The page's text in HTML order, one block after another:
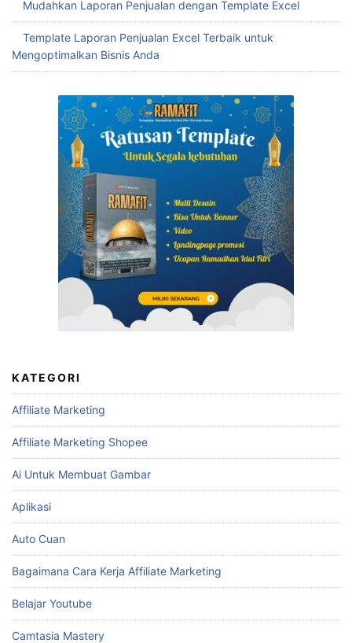
Mudahkan Laporan Penjualan dengan Template Excel
Template Laporan Penjualan Excel Terbaik untuk
Mengoptimalkan Bisnis Anda
KATEGORI
Affiliate Marketing
Affiliate Marketing Shopee
Ai Untuk Membuat Gambar
Aplikasi
Auto Cuan
Bagaimana Cara Kerja Affiliate Marketing
Belajar Youtube
Camtasia Mastery